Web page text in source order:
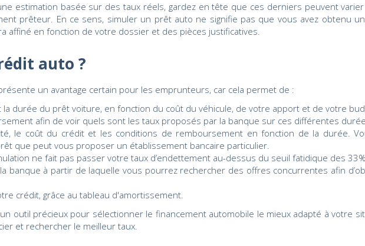
estimation basée sur des taux réels, gardez en tête que ces derniers peuvent
prêteur. En ce sens, simuler un prêt auto ne signifie pas que vous avez obtenu
affiné en fonction de votre dossier et des pièces justificatives.
auto ?
un avantage certain pour les emprunteurs, car cela permet de :
durée du prêt voiture, en fonction du coût du véhicule, de votre apport et de votre
afin de voir quels sont les taux proposés par la banque sur ces différentes
le coût du crédit et les conditions de remboursement en fonction de la durée.
que peut vous proposer un établissement bancaire particulier.
ne fait pas passer votre taux d’endettement au-dessus du seuil fatidique des
banque à partir de laquelle vous pourrez rechercher des offres concurrentes afin
crédit, grâce au tableau d'amortissement.
outil précieux pour sélectionner le financement automobile le mieux adapté à votre
et rechercher le meilleur taux.